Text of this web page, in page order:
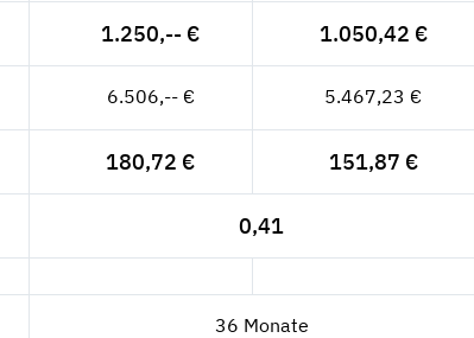
1.250,-- € 1.050,42 €
6.506,-- € 5.467,23 €
180,72 € 151,87 €
0,41
36 Monate